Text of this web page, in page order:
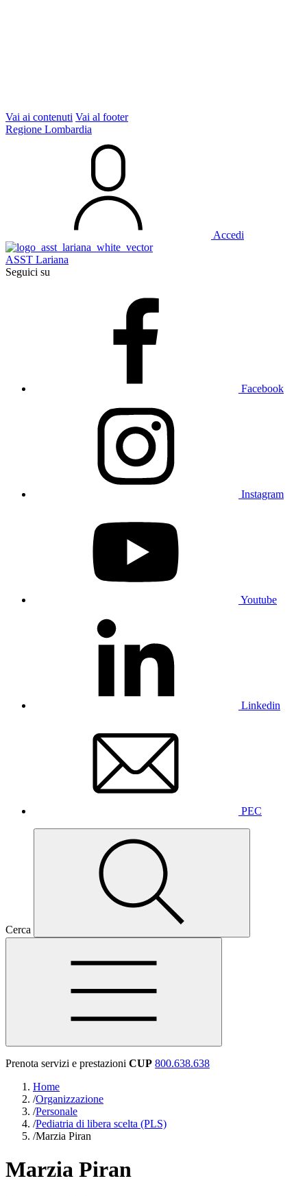
Vai ai contenuti Vai al footer
Regione Lombardia
Accedi
ASST Lariana
Seguici su
Facebook
Instagram
Youtube
Linkedin
PEC
Cerca
Prenota servizi e prestazioni CUP 800.638.638
Home
/Organizzazione
/Personale
/Pediatria di libera scelta (PLS)
/Marzia Piran
Marzia Piran